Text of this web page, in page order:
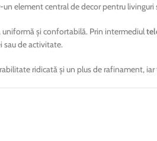
element central de decor pentru
uniformă și confortabilă. Prin intermediul
sau de activitate.
ridicată și un plus de rafinament,